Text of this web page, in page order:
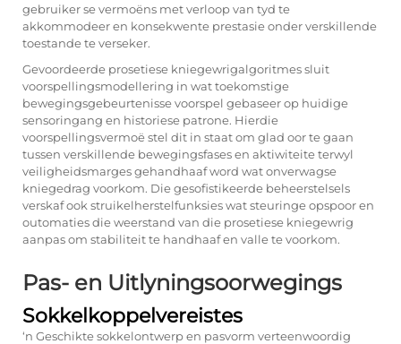
gebruiker se vermoëns met verloop van tyd te
akkommodeer en konsekwente prestasie onder verskillende
toestande te verseker.
Gevoordeerde prosetiese kniegewrigalgoritmes sluit
voorspellingsmodellering in wat toekomstige
bewegingsgebeurtenisse voorspel gebaseer op huidige
sensoringang en historiese patrone. Hierdie
voorspellingsvermoë stel dit in staat om glad oor te gaan
tussen verskillende bewegingsfases en aktiwiteite terwyl
veiligheidsmarges gehandhaaf word wat onverwagse
kniegedrag voorkom. Die gesofistikeerde beheerstelsels
verskaf ook struikelherstelfunksies wat steuringe opspoor en
outomaties die weerstand van die prosetiese kniegewrig
aanpas om stabiliteit te handhaaf en valle te voorkom.
Pas- en Uitlyningsoorwegings
Sokkelkoppelvereistes
‘n Geschikte sokkelontwerp en pasvorm verteenwoordig